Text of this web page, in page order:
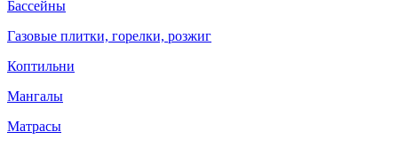
Бассейны
Газовые плитки, горелки, розжиг
Коптильни
Мангалы
Матрасы